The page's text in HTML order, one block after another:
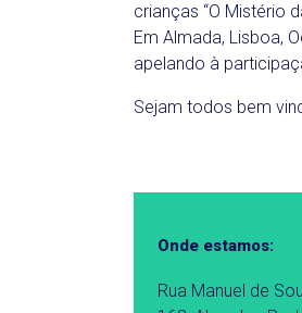
crianças “O Mistério
Em Almada, Lisboa,
apelando à
Sejam todos bem
Onde estamos:
Rua Manuel de